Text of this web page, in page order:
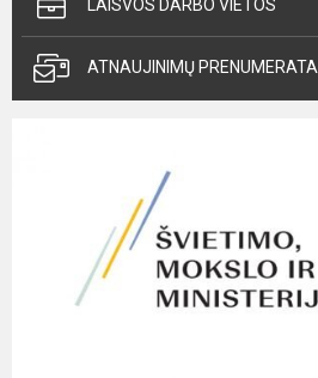
LAISVOS DARBO VIETOS
ATNAUJINIMŲ PRENUMERATA